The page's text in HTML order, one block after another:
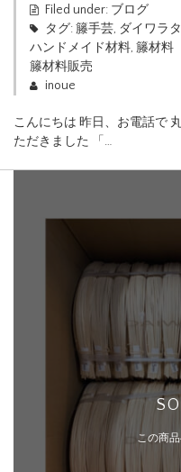
Filed under: ブログ
タグ:籐手芸, ダイワラ
ハンドメイド材料, 籐材
籐材料販売
inoue
こんにちは 昨日、お電話で
ただきました 「…
この商